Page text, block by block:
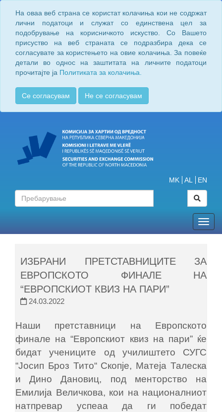
На оваа веб страна се користат колачиња кои не содржат
лични податоци и служат со единствена цел за
подобрување на корисничкото искуство. Со Вашето
присуство на веб страната се подразбира дека се
согласувате за користењето на овие колачиња. За повеќе
детали во однос на заштитата на личните податоци
прочитајте ја Политиката за колачиња.
Се согласувам Не се согласувам
MK AL EN
ИЗБРАНИ ПРЕТСТАВНИЦИТЕ ЗА
EВРОПСКОТО ФИНАЛЕ НА
“EВРОПСКИОТ КВИЗ НА ПАРИ”
24.03.2022
Наши претставници на Европското
финале на “Европскиот квиз на пари” ќе
бидат учениците од училиштето СУГС
“Joсип Броз Тито“ Скопје, Матеја Талеска
и Дино Дановиц, под менторство на
Емилија Величкова, кои на националниот
натпревар успеаа да ги победат